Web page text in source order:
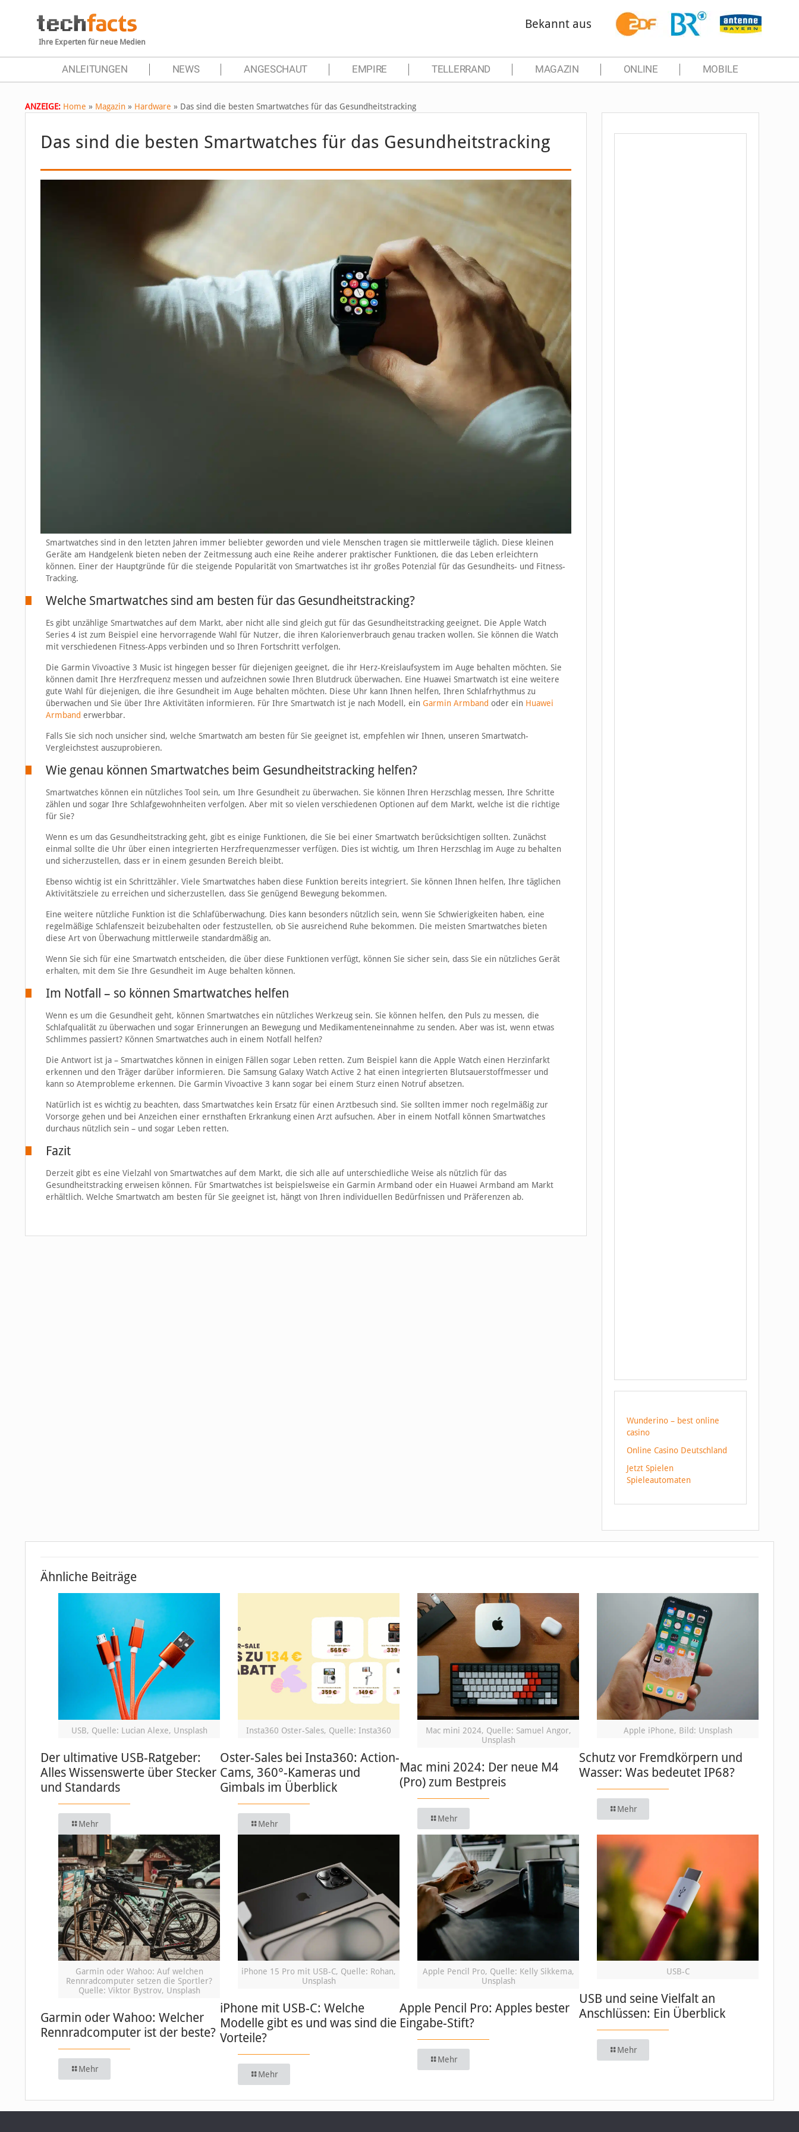
Ihre Experten für neue Medien
Bekannt aus
ANLEITUNGEN NEWS ANGESCHAUT EMPIRE TELLERRAND MAGAZIN ONLINE MOBILE
ANZEIGE: Home » Magazin » Hardware » Das sind die besten Smartwatches für das Gesundheitstracking
Das sind die besten Smartwatches für das Gesundheitstracking
Smartwatches sind in den letzten Jahren immer beliebter geworden und viele Menschen tragen sie mittlerweile täglich. Diese kleinen
Geräte am Handgelenk bieten neben der Zeitmessung auch eine Reihe anderer praktischer Funktionen, die das Leben erleichtern
können. Einer der Hauptgründe für die steigende Popularität von Smartwatches ist ihr großes Potenzial für das Gesundheits- und Fitness-
Tracking.
Welche Smartwatches sind am besten für das Gesundheitstracking?
Es gibt unzählige Smartwatches auf dem Markt, aber nicht alle sind gleich gut für das Gesundheitstracking geeignet. Die Apple Watch
Series 4 ist zum Beispiel eine hervorragende Wahl für Nutzer, die ihren Kalorienverbrauch genau tracken wollen. Sie können die Watch
mit verschiedenen Fitness-Apps verbinden und so Ihren Fortschritt verfolgen.
Die Garmin Vivoactive 3 Music ist hingegen besser für diejenigen geeignet, die ihr Herz-Kreislaufsystem im Auge behalten möchten. Sie
können damit Ihre Herzfrequenz messen und aufzeichnen sowie Ihren Blutdruck überwachen. Eine Huawei Smartwatch ist eine weitere
gute Wahl für diejenigen, die ihre Gesundheit im Auge behalten möchten. Diese Uhr kann Ihnen helfen, Ihren Schlafrhythmus zu
überwachen und Sie über Ihre Aktivitäten informieren. Für Ihre Smartwatch ist je nach Modell, ein Garmin Armband oder ein Huawei
Armband erwerbbar.
Falls Sie sich noch unsicher sind, welche Smartwatch am besten für Sie geeignet ist, empfehlen wir Ihnen, unseren Smartwatch-
Vergleichstest auszuprobieren.
Wie genau können Smartwatches beim Gesundheitstracking helfen?
Smartwatches können ein nützliches Tool sein, um Ihre Gesundheit zu überwachen. Sie können Ihren Herzschlag messen, Ihre Schritte
zählen und sogar Ihre Schlafgewohnheiten verfolgen. Aber mit so vielen verschiedenen Optionen auf dem Markt, welche ist die richtige
für Sie?
Wenn es um das Gesundheitstracking geht, gibt es einige Funktionen, die Sie bei einer Smartwatch berücksichtigen sollten. Zunächst
einmal sollte die Uhr über einen integrierten Herzfrequenzmesser verfügen. Dies ist wichtig, um Ihren Herzschlag im Auge zu behalten
und sicherzustellen, dass er in einem gesunden Bereich bleibt.
Ebenso wichtig ist ein Schrittzähler. Viele Smartwatches haben diese Funktion bereits integriert. Sie können Ihnen helfen, Ihre täglichen
Aktivitätsziele zu erreichen und sicherzustellen, dass Sie genügend Bewegung bekommen.
Eine weitere nützliche Funktion ist die Schlafüberwachung. Dies kann besonders nützlich sein, wenn Sie Schwierigkeiten haben, eine
regelmäßige Schlafenszeit beizubehalten oder festzustellen, ob Sie ausreichend Ruhe bekommen. Die meisten Smartwatches bieten
diese Art von Überwachung mittlerweile standardmäßig an.
Wenn Sie sich für eine Smartwatch entscheiden, die über diese Funktionen verfügt, können Sie sicher sein, dass Sie ein nützliches Gerät
erhalten, mit dem Sie Ihre Gesundheit im Auge behalten können.
Im Notfall – so können Smartwatches helfen
Wenn es um die Gesundheit geht, können Smartwatches ein nützliches Werkzeug sein. Sie können helfen, den Puls zu messen, die
Schlafqualität zu überwachen und sogar Erinnerungen an Bewegung und Medikamenteneinnahme zu senden. Aber was ist, wenn etwas
Schlimmes passiert? Können Smartwatches auch in einem Notfall helfen?
Die Antwort ist ja – Smartwatches können in einigen Fällen sogar Leben retten. Zum Beispiel kann die Apple Watch einen Herzinfarkt
erkennen und den Träger darüber informieren. Die Samsung Galaxy Watch Active 2 hat einen integrierten Blutsauerstoffmesser und
kann so Atemprobleme erkennen. Die Garmin Vivoactive 3 kann sogar bei einem Sturz einen Notruf absetzen.
Natürlich ist es wichtig zu beachten, dass Smartwatches kein Ersatz für einen Arztbesuch sind. Sie sollten immer noch regelmäßig zur
Vorsorge gehen und bei Anzeichen einer ernsthaften Erkrankung einen Arzt aufsuchen. Aber in einem Notfall können Smartwatches
durchaus nützlich sein – und sogar Leben retten.
Fazit
Derzeit gibt es eine Vielzahl von Smartwatches auf dem Markt, die sich alle auf unterschiedliche Weise als nützlich für das
Gesundheitstracking erweisen können. Für Smartwatches ist beispielsweise ein Garmin Armband oder ein Huawei Armband am Markt
erhältlich. Welche Smartwatch am besten für Sie geeignet ist, hängt von Ihren individuellen Bedürfnissen und Präferenzen ab.
Wunderino – best online
casino
Online Casino Deutschland
Jetzt Spielen
Spieleautomaten
Ähnliche Beiträge
USB, Quelle: Lucian Alexe, Unsplash
Der ultimative USB-Ratgeber:
Alles Wissenswerte über Stecker
und Standards
Mehr
Insta360 Oster-Sales, Quelle: Insta360
Oster-Sales bei Insta360: Action-
Cams, 360°-Kameras und
Gimbals im Überblick
Mehr
Mac mini 2024, Quelle: Samuel Angor,
Unsplash
Mac mini 2024: Der neue M4
(Pro) zum Bestpreis
Mehr
Apple iPhone, Bild: Unsplash
Schutz vor Fremdkörpern und
Wasser: Was bedeutet IP68?
Mehr
Garmin oder Wahoo: Auf welchen
Rennradcomputer setzen die Sportler?
Quelle: Viktor Bystrov, Unsplash
Garmin oder Wahoo: Welcher
Rennradcomputer ist der beste?
Mehr
iPhone 15 Pro mit USB-C, Quelle: Rohan,
Unsplash
iPhone mit USB-C: Welche
Modelle gibt es und was sind die
Vorteile?
Mehr
Apple Pencil Pro, Quelle: Kelly Sikkema,
Unsplash
Apple Pencil Pro: Apples bester
Eingabe-Stift?
Mehr
USB-C
USB und seine Vielfalt an
Anschlüssen: Ein Überblick
Mehr